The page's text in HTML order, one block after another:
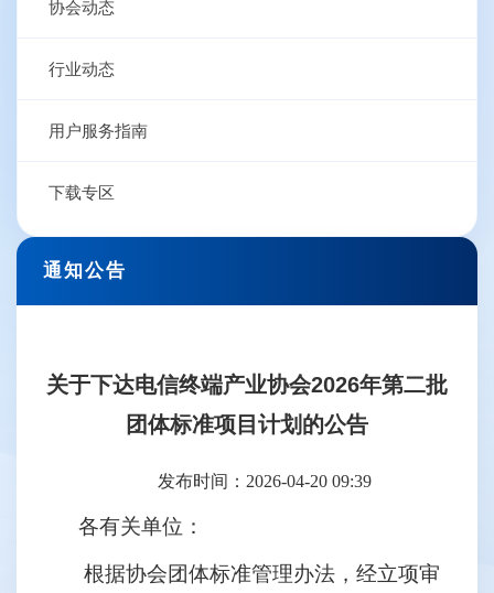
协会动态
行业动态
用户服务指南
下载专区
通知公告
关于下达电信终端产业协会2026年第二批
团体标准项目计划的公告
发布时间：2026-04-20 09:39
各有关单位：
根据协会团体标准管理办法，经立项审